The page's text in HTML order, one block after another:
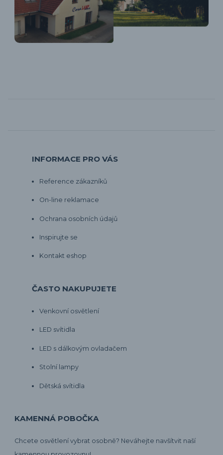
INFORMACE PRO VÁS
Reference zákazníků
On-line reklamace
Ochrana osobních údajů
Inspirujte se
Kontakt eshop
ČASTO NAKUPUJETE
Venkovní osvětlení
LED svítidla
LED s dálkovým ovladačem
Stolní lampy
Dětská svítidla
KAMENNÁ POBOČKA
Chcete osvětlení vybrat osobně? Neváhejte navšítvit naší